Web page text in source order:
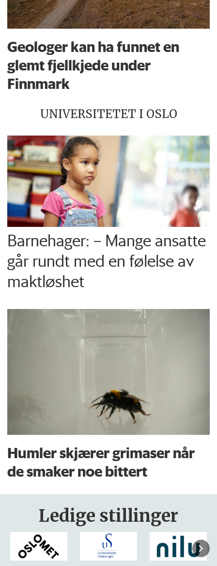
Geologer kan ha funnet en
glemt fjellkjede under
Finnmark
UNIVERSITETET I OSLO
Barnehager: – Mange ansatte
går rundt med en følelse av
maktløshet
Humler skjærer grimaser når
de smaker noe bittert
Ledige stillinger